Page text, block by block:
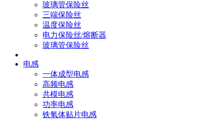
玻璃管保险丝
三端保险丝
温度保险丝
电力保险丝/熔断器
玻璃管保险丝
电感
一体成型电感
高频电感
共模电感
功率电感
铁氧体贴片电感